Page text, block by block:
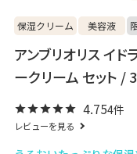
保湿クリーム 美容液
アンブリオリス イド
ークリーム セット
レビューを見る
4.754